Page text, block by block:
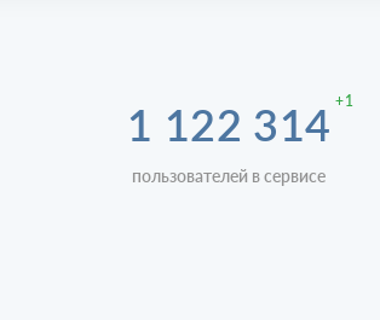
1 122 314 +1
пользователей в сервисе